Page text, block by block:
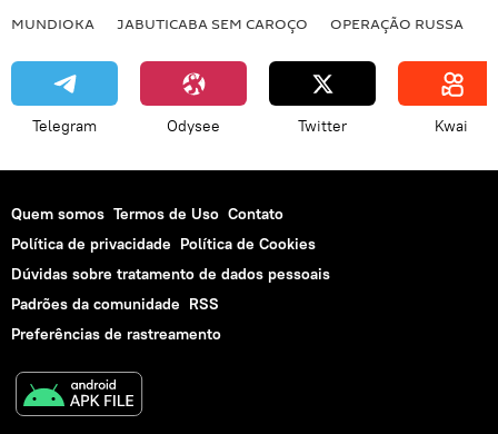
MUNDIOKA JABUTICABA SEM CAROÇO OPERAÇÃO RUSSA
Telegram Odysee Twitter Kwai
Quem somos Termos de Uso Contato
Política de privacidade Política de Cookies
Dúvidas sobre tratamento de dados pessoais
Padrões da comunidade RSS
Preferências de rastreamento